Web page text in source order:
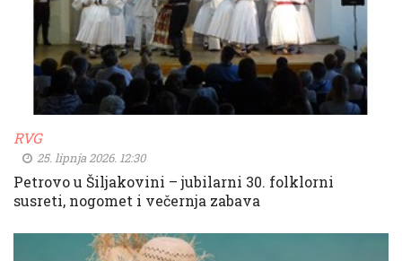
RVG
25. lipnja 2026. 12:30
Petrovo u Šiljakovini – jubilarni 30. folklorni
susreti, nogomet i večernja zabava